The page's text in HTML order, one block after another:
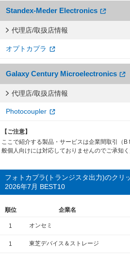
Standex-Meder Electronics
代理店/取扱店情報
オプトカプラ
Galaxy Century Microelectronics
代理店/取扱店情報
Photocoupler
【ご注意】
ここで紹介する製品・サービスは企業間取引（
般個人向けには対応しておりませんのでご承知く
フォトカプラ(トランジスタ出力)のクリ
2026年7月 BEST10
順位 企業名
1 オンセミ
1 東芝デバイス＆ストレージ